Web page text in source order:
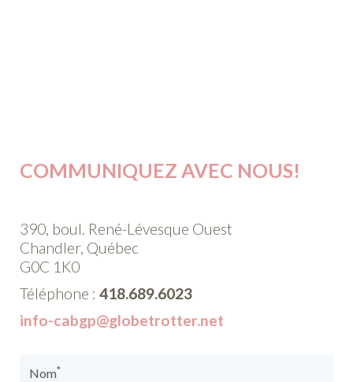
COMMUNIQUEZ AVEC NOUS!
390, boul. René-Lévesque Ouest
Chandler, Québec
G0C 1K0
Téléphone : 418.689.6023
info-cabgp@globetrotter.net
Nom*